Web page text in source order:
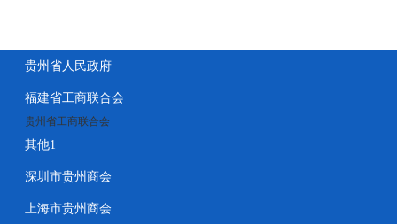
贵州省人民政府
福建省工商联合会
贵州省工商联合会
其他1
深圳市贵州商会
上海市贵州商会